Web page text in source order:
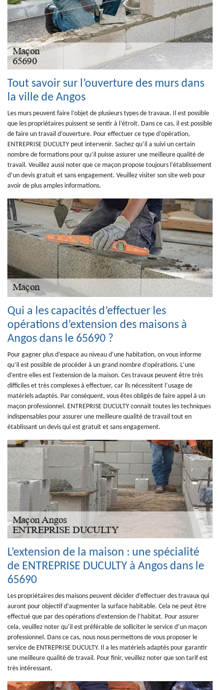
Tout savoir sur l’ouverture des murs dans
la ville de Angos
Les murs peuvent faire l’objet de plusieurs types de travaux. Il est possible
que les propriétaires puissent se sentir à l’étroit. Dans ce cas, il est possible
de faire un travail d’ouverture. Pour effectuer ce type d’opération,
ENTREPRISE DUCULTY peut intervenir. Sachez qu’il a suivi un certain
nombre de formations pour qu’il puisse assurer une meilleure qualité de
travail. Veuillez aussi noter que ce maçon propose toujours l’établissement
d’un devis gratuit et sans engagement. Veuillez visiter son site web pour
avoir de plus amples informations.
Qui a les capacités d’effectuer les
opérations d’extension des maisons à
Angos dans le 65690 ?
Pour gagner plus d’espace au niveau d’une habitation, on vous informe
qu’il est possible de procéder à un grand nombre d’opérations. L’une
d’entre elles est l’extension de la maison. Ces travaux peuvent être très
difficiles et très complexes à effectuer, car ils nécessitent l’usage de
matériels adaptés. Par conséquent, vous êtes obligés de faire appel à un
maçon professionnel. ENTREPRISE DUCULTY connait toutes les techniques
indispensables pour assurer une meilleure qualité de travail tout en
établissant un devis qui est gratuit et sans engagement.
L’extension de la maison : une spécialité
de ENTREPRISE DUCULTY à Angos dans le
65690
Les propriétaires des maisons peuvent décider d’effectuer des travaux qui
auront pour objectif d’augmenter la surface habitable. Cela ne peut être
effectué que par des opérations d’extension de l’habitat. Pour assurer
cela, veuillez noter qu’il est préférable de solliciter le service d’un maçon
professionnel. Dans ce cas, nous nous permettons de vous proposer le
service de ENTREPRISE DUCULTY. Il a les matériels adaptés pour garantir
une meilleure qualité de travail. Pour finir, veuillez noter que son tarif est
très intéressant.